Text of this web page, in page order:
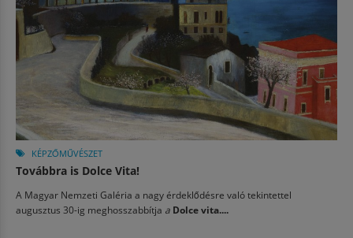
KÉPZŐMŰVÉSZET
Továbbra is Dolce Vita!
A Magyar Nemzeti Galéria a nagy érdeklődésre való tekintettel
augusztus 30-ig meghosszabbítja a Dolce vita....